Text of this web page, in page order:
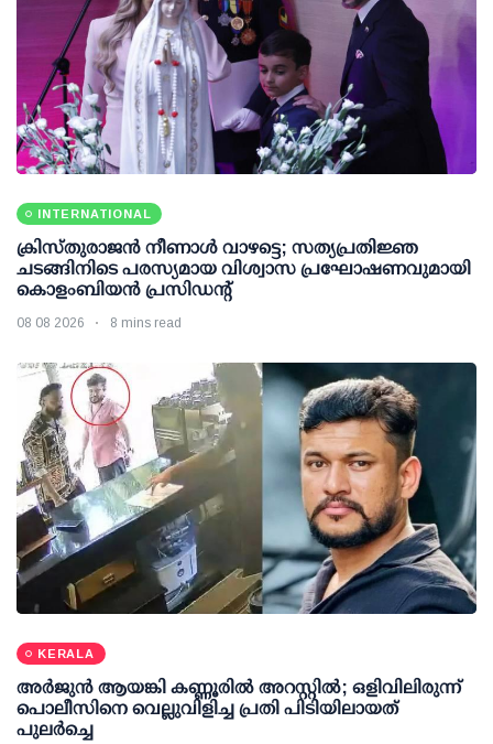
INTERNATIONAL
ക്രിസ്തുരാജൻ നീണാൾ വാഴട്ടെ; സത്യപ്രതിജ്ഞ
ചടങ്ങിനിടെ പരസ്യമായ വിശ്വാസ പ്രഘോഷണവുമായി
കൊളംബിയൻ പ്രസിഡന്റ്
08 08 2026 8 mins read
KERALA
അര്‍ജുന്‍ ആയങ്കി കണ്ണൂരില്‍ അറസ്റ്റില്‍; ഒളിവിലിരുന്ന്
പൊലീസിനെ വെല്ലുവിളിച്ച പ്രതി പിടിയിലായത്
പുലര്‍ച്ചെ